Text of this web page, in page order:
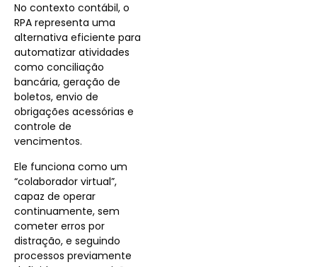
No contexto contábil, o
RPA representa uma
alternativa eficiente para
automatizar atividades
como conciliação
bancária, geração de
boletos, envio de
obrigações acessórias e
controle de
vencimentos.
Ele funciona como um
“colaborador virtual”,
capaz de operar
continuamente, sem
cometer erros por
distração, e seguindo
processos previamente